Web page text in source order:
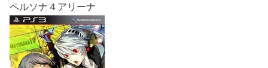
ペルソナ４アリーナ